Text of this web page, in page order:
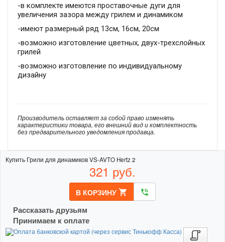
-в комплекте имеются проставочные дуги для
увеличения зазора между грилем и динамиком
-имеют размерный ряд 13см, 16см, 20см
-возможно изготовление цветных, двух-трехслойных
грилей
-возможно изготовление по индивидуальному
дизайну
Производитель оставляет за собой право изменять
характеристики товара, его внешний вид и комплектность
без предварительного уведомления продавца.
Купить Грили для динамиков VS-AVTO Hertz 2
321 руб.
В КОРЗИНУ shopping_cart phone_in_talk
Рассказать друзьям
Принимаем к оплате